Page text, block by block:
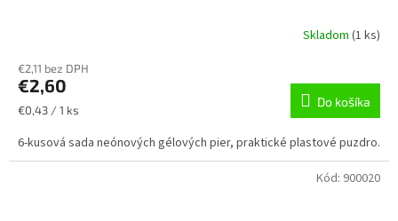
Skladom (1 ks)
€2,11 bez DPH
€2,60
Jednotková
€0,43 / 1 ks
Do košíka
6-kusová sada neónových gélových pier, praktické plastové puzdro.
Kód: 900020